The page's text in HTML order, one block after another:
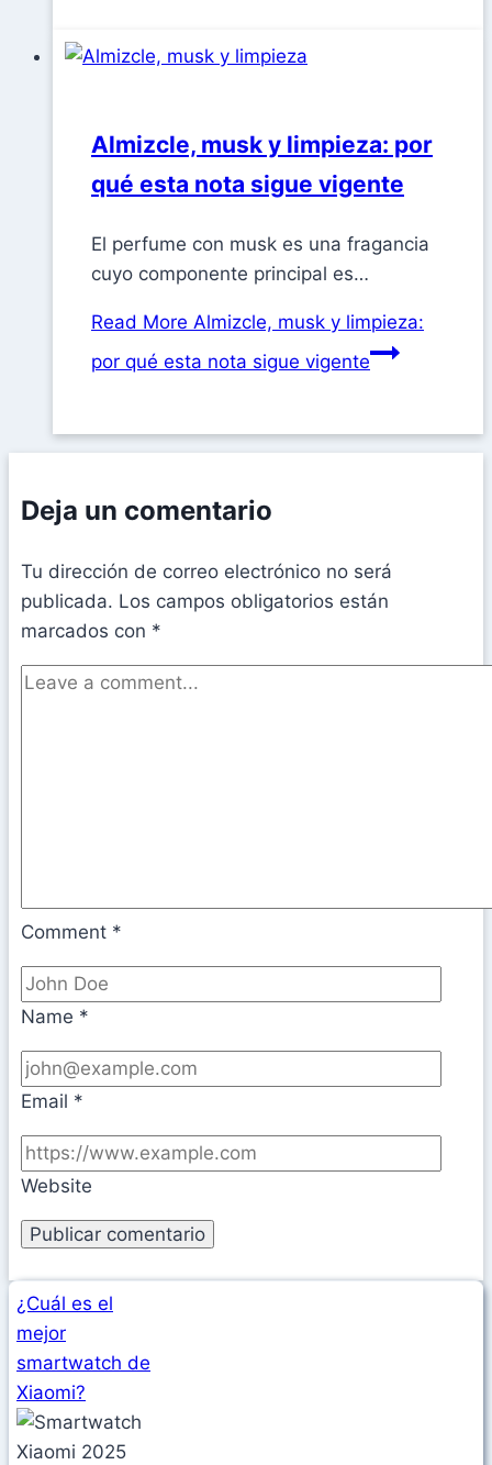
Almizcle, musk y limpieza: por
qué esta nota sigue vigente
El perfume con musk es una fragancia
cuyo componente principal es…
Read More Almizcle, musk y limpieza:
por qué esta nota sigue vigente
Deja un comentario
Tu dirección de correo electrónico no será
publicada. Los campos obligatorios están
marcados con *
Comment *
Name *
Email *
Website
¿Cuál es el
mejor
smartwatch de
Xiaomi?